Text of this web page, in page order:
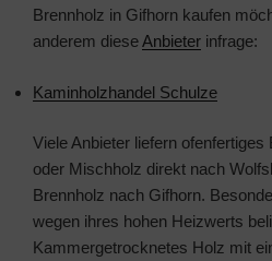
Brennholz in Gifhorn kaufen
anderem dieseAnbieter infrage:
Kaminholzhandel Schulze
Viele Anbieter liefern
oder Mischholz direkt nach
Brennholz nach Gifhorn.
wegen ihres hohen Heizwerts
Kammergetrocknetes Holz mit